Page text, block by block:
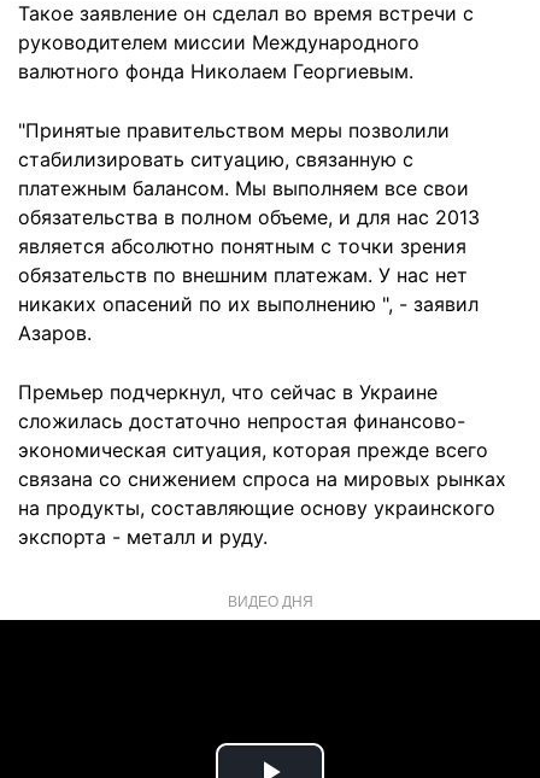
Такое заявление он сделал во время встречи с
руководителем миссии Международного
валютного фонда Николаем Георгиевым.
"Принятые правительством меры позволили
стабилизировать ситуацию, связанную с
платежным балансом. Мы выполняем все свои
обязательства в полном объеме, и для нас 2013
является абсолютно понятным с точки зрения
обязательств по внешним платежам. У нас нет
никаких опасений по их выполнению ", - заявил
Азаров.
Премьер подчеркнул, что сейчас в Украине
сложилась достаточно непростая финансово-
экономическая ситуация, которая прежде всего
связана со снижением спроса на мировых рынках
на продукты, составляющие основу украинского
экспорта - металл и руду.
ВИДЕО ДНЯ